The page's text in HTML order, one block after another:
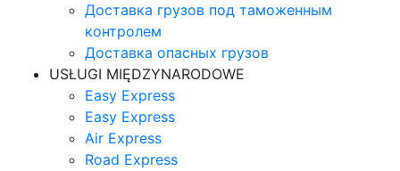
Доставка грузов под таможенным
контролем
Доставка опасных грузов
USŁUGI MIĘDZYNARODOWE
Easy Express
Easy Express
Air Express
Road Express